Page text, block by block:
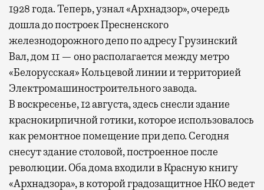
1928 года. Теперь, узнал «Архнадзор», очередь
дошла до построек Пресненского
железнодорожного депо по адресу Грузинский
Вал, дом 11 — оно располагается между метро
«Белорусская» Кольцевой линии и территорией
Электромашиностроительного завода.
В воскресенье, 12 августа, здесь снесли здание
краснокирпичной готики, которое использовалось
как ремонтное помещение при депо. Сегодня
снесут здание столовой, построенное после
революции. Оба дома входили в Красную книгу
«Архнадзора», в которой градозащитное НКО ведет